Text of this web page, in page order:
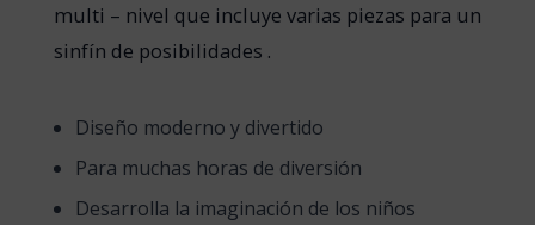
multi – nivel que incluye varias piezas para un
sinfín de posibilidades .
Diseño moderno y divertido
Para muchas horas de diversión
Desarrolla la imaginación de los niños